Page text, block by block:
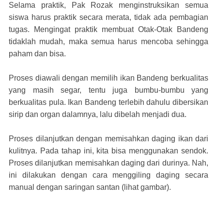
Selama praktik, Pak Rozak menginstruksikan semua
siswa harus praktik secara merata, tidak ada pembagian
tugas. Mengingat praktik membuat Otak-Otak Bandeng
tidaklah mudah, maka semua harus mencoba sehingga
paham dan bisa.
Proses diawali dengan memilih ikan Bandeng berkualitas
yang masih segar, tentu juga bumbu-bumbu yang
berkualitas pula. Ikan Bandeng terlebih dahulu dibersikan
sirip dan organ dalamnya, lalu dibelah menjadi dua.
Proses dilanjutkan dengan memisahkan daging ikan dari
kulitnya. Pada tahap ini, kita bisa menggunakan sendok.
Proses dilanjutkan memisahkan daging dari durinya. Nah,
ini dilakukan dengan cara menggiling daging secara
manual dengan saringan santan (lihat gambar).